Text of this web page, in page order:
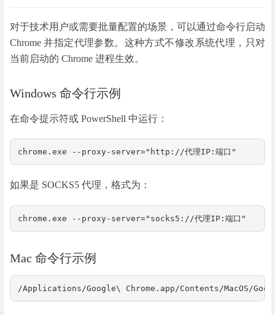
对于技术用户或需要批量配置的场景，可以通过命令行启动
Chrome 并指定代理参数。这种方式不修改系统代理，只对
当前启动的 Chrome 进程生效。
Windows 命令行示例
在命令提示符或 PowerShell 中运行：
chrome.exe --proxy-server="http://代理IP:端口"
如果是 SOCKS5 代理，格式为：
chrome.exe --proxy-server="socks5://代理IP:端口"
Mac 命令行示例
/Applications/Google\ Chrome.app/Contents/MacOS/